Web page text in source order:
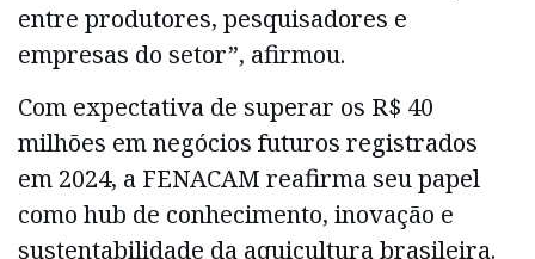
entre produtores, pesquisadores e
empresas do setor”, afirmou.
Com expectativa de superar os R$ 40
milhões em negócios futuros registrados
em 2024, a FENACAM reafirma seu papel
como hub de conhecimento, inovação e
sustentabilidade da aquicultura brasileira.